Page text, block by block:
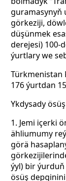
guramasynyň
görkeziji,
düşünmek
derejesi) 100-
ýurtlary we
Türkmenistan
176 ýurtdan
Ykdysady
1. Jemi içerki
ähliumumy
görä
ýyl) bir
ösüş